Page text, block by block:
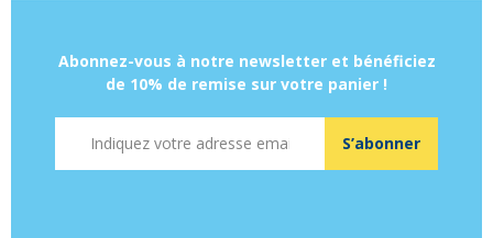
Abonnez-vous à notre newsletter et bénéficiez
de 10% de remise sur votre panier !
S’abonner